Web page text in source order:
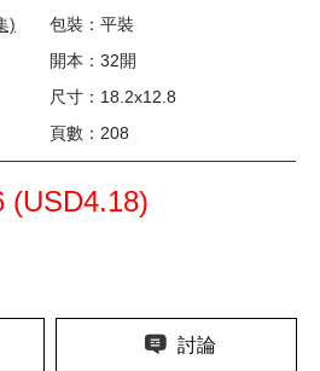
)
包裝：平裝
開本：32開
尺寸：18.2x12.8
頁數：208
(USD4.18)
討論